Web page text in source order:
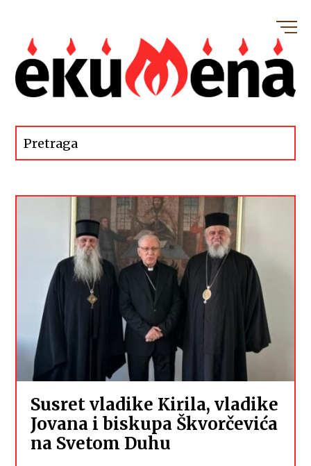
Susret vladike Kirila, vladike
Jovana i biskupa Škvorčevića
na Svetom Duhu